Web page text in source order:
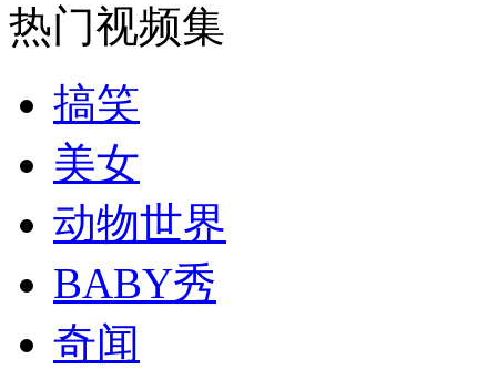
消防员救轻生者 花炮节热闹非凡
热门视频集
搞笑
美女
动物世界
BABY秀
奇闻